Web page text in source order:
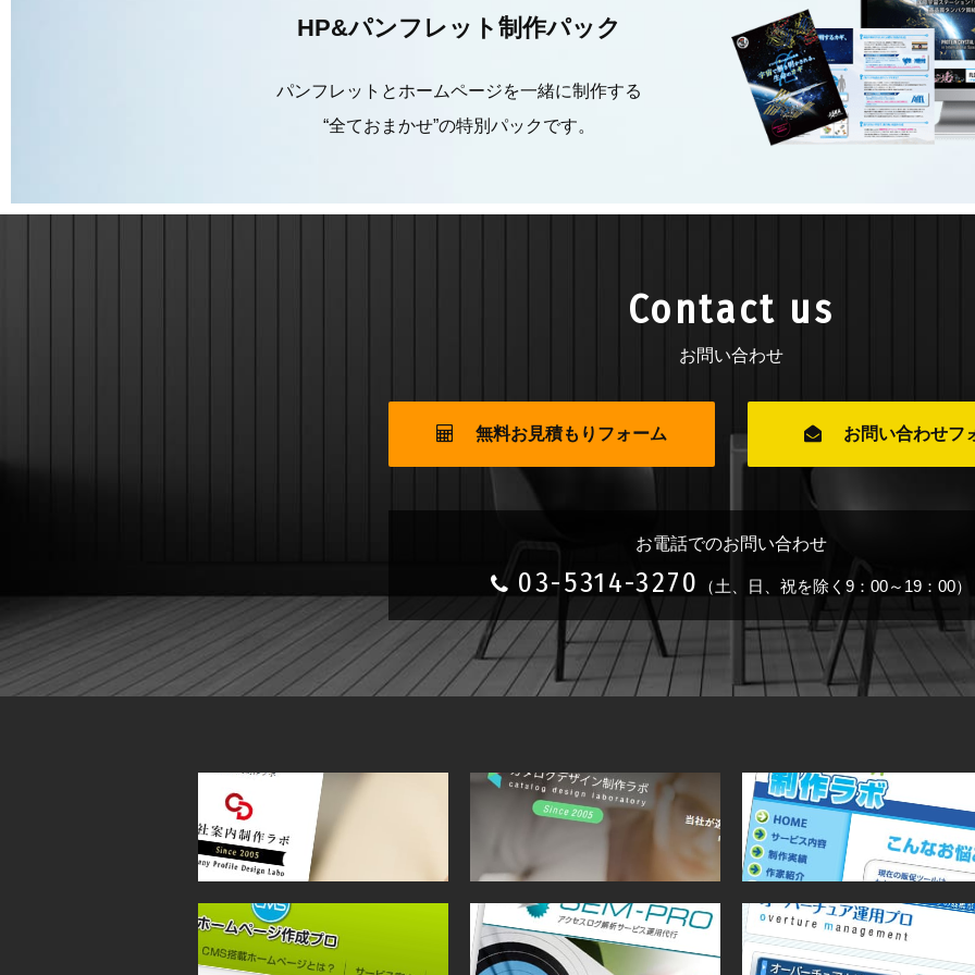
HP&パンフレット制作パック
パンフレットとホームページを一緒に制作する
“全ておまかせ”の特別パックです。
Contact us
お問い合わせ
無料お見積もりフォーム お問い合わせフ
お電話でのお問い合わせ
03-5314-3270 （土、日、祝を除く9：00～19：00）